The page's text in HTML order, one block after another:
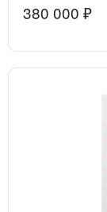
380 000 ₽